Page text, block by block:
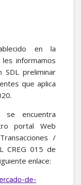
en la
informamos
SDL preliminar
que aplica
encuentra
portal Web
/
CREG 015 de
enlace:
de-